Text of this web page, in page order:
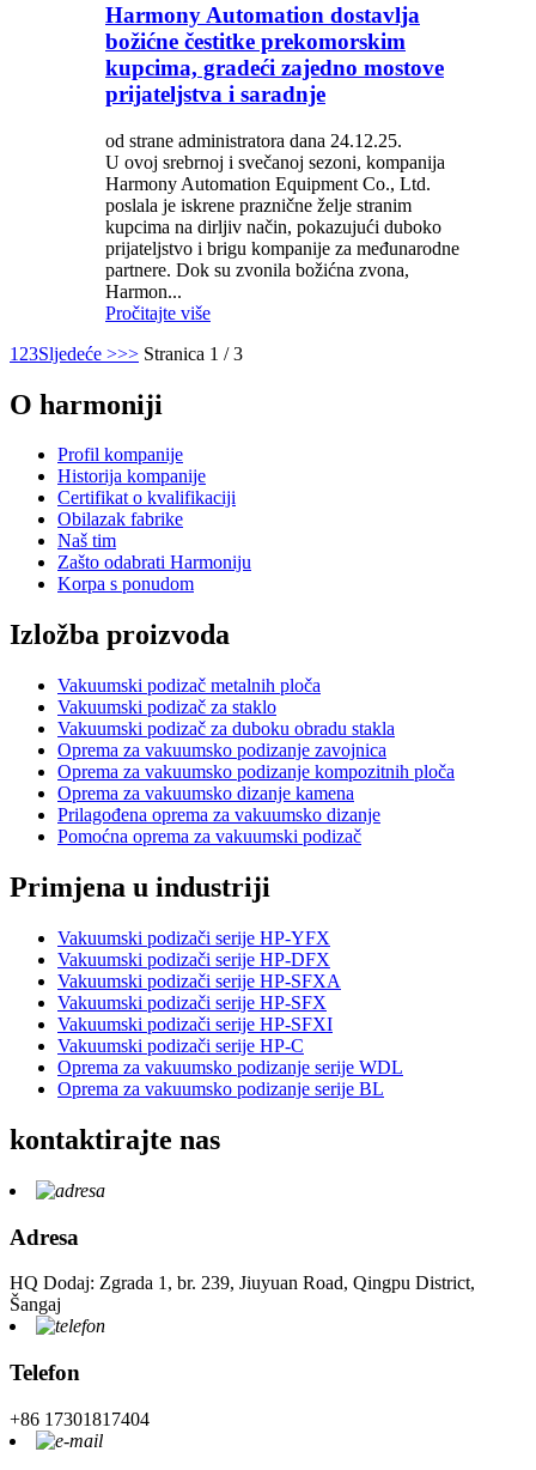
Harmony Automation dostavlja
božićne čestitke prekomorskim
kupcima, gradeći zajedno mostove
prijateljstva i saradnje
od strane administratora dana 24.12.25.
U ovoj srebrnoj i svečanoj sezoni, kompanija
Harmony Automation Equipment Co., Ltd.
poslala je iskrene praznične želje stranim
kupcima na dirljiv način, pokazujući duboko
prijateljstvo i brigu kompanije za međunarodne
partnere. Dok su zvonila božićna zvona,
Harmon...
Pročitajte više
1 23Sljedeće >>> Stranica 1 / 3
O harmoniji
Profil kompanije
Historija kompanije
Certifikat o kvalifikaciji
Obilazak fabrike
Naš tim
Zašto odabrati Harmoniju
Korpa s ponudom
Izložba proizvoda
Vakuumski podizač metalnih ploča
Vakuumski podizač za staklo
Vakuumski podizač za duboku obradu stakla
Oprema za vakuumsko podizanje zavojnica
Oprema za vakuumsko podizanje kompozitnih ploča
Oprema za vakuumsko dizanje kamena
Prilagođena oprema za vakuumsko dizanje
Pomoćna oprema za vakuumski podizač
Primjena u industriji
Vakuumski podizači serije HP-YFX
Vakuumski podizači serije HP-DFX
Vakuumski podizači serije HP-SFXA
Vakuumski podizači serije HP-SFX
Vakuumski podizači serije HP-SFXI
Vakuumski podizači serije HP-C
Oprema za vakuumsko podizanje serije WDL
Oprema za vakuumsko podizanje serije BL
kontaktirajte nas
Adresa
HQ Dodaj: Zgrada 1, br. 239, Jiuyuan Road, Qingpu District,
Šangaj
Telefon
+86 17301817404